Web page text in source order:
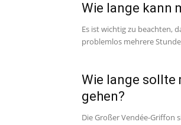
Wie lange kann
Es ist wichtig zu beachten,
problemlos mehrere
Wie lange sollte
gehen?
Die Großer Vendée-Griffon